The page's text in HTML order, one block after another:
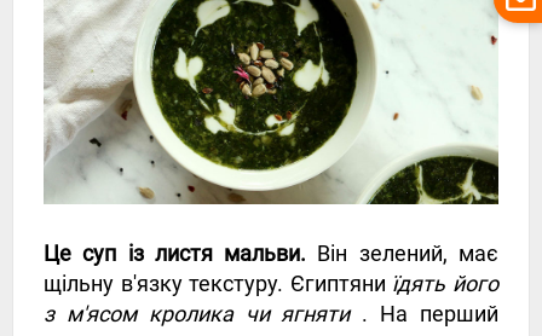
Це суп із листя мальви. Він зелений, має
щільну в'язку текстуру. Єгиптяни їдять його
з м'ясом кролика чи ягняти. На перший